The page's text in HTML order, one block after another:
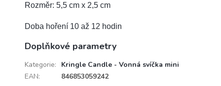
Rozměr: 5,5 cm x 2,5 cm
Doba hoření 10 až 12 hodin
Doplňkové parametry
Kategorie:
Kringle Candle - Vonná svíčka mini
EAN: 846853059242